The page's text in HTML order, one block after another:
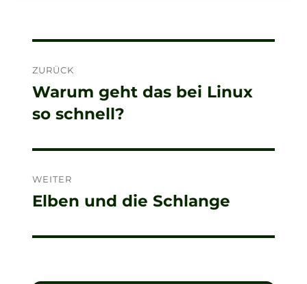
ZURÜCK
Vorheriger
Beitrag:
Warum geht das bei Linux
so schnell?
WEITER
Nächster
Elben und die Schlange